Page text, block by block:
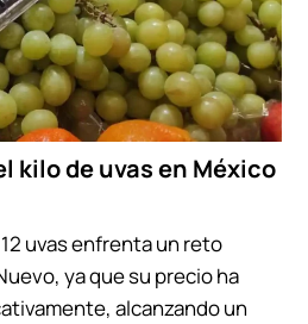
kilo de uvas en México
uvas enfrenta un reto
ya que su precio ha
alcanzando un